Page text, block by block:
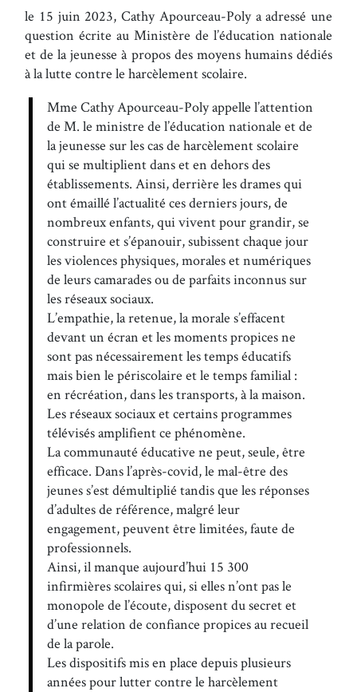
le 15 juin 2023, Cathy Apourceau-Poly a adressé une
question écrite au Ministère de l’éducation nationale
et de la jeunesse à propos des moyens humains dédiés
à la lutte contre le harcèlement scolaire.
Mme Cathy Apourceau-Poly appelle l’attention
de M. le ministre de l’éducation nationale et de
la jeunesse sur les cas de harcèlement scolaire
qui se multiplient dans et en dehors des
établissements. Ainsi, derrière les drames qui
ont émaillé l’actualité ces derniers jours, de
nombreux enfants, qui vivent pour grandir, se
construire et s’épanouir, subissent chaque jour
les violences physiques, morales et numériques
de leurs camarades ou de parfaits inconnus sur
les réseaux sociaux.
L’empathie, la retenue, la morale s’effacent
devant un écran et les moments propices ne
sont pas nécessairement les temps éducatifs
mais bien le périscolaire et le temps familial :
en récréation, dans les transports, à la maison.
Les réseaux sociaux et certains programmes
télévisés amplifient ce phénomène.
La communauté éducative ne peut, seule, être
efficace. Dans l’après-covid, le mal-être des
jeunes s’est démultiplié tandis que les réponses
d’adultes de référence, malgré leur
engagement, peuvent être limitées, faute de
professionnels.
Ainsi, il manque aujourd’hui 15 300
infirmières scolaires qui, si elles n’ont pas le
monopole de l’écoute, disposent du secret et
d’une relation de confiance propices au recueil
de la parole.
Les dispositifs mis en place depuis plusieurs
années pour lutter contre le harcèlement